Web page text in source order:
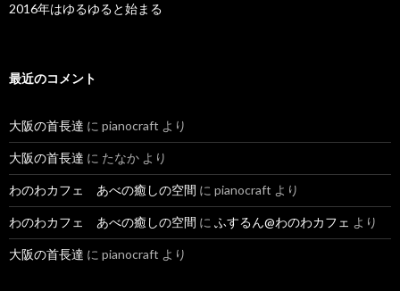
2016年はゆるゆると始まる
最近のコメント
大阪の首長達 に pianocraft より
大阪の首長達 に たなか より
わのわカフェ あべの癒しの空間 に pianocraft より
わのわカフェ あべの癒しの空間 に ふするん@わのわカフェ より
大阪の首長達 に pianocraft より